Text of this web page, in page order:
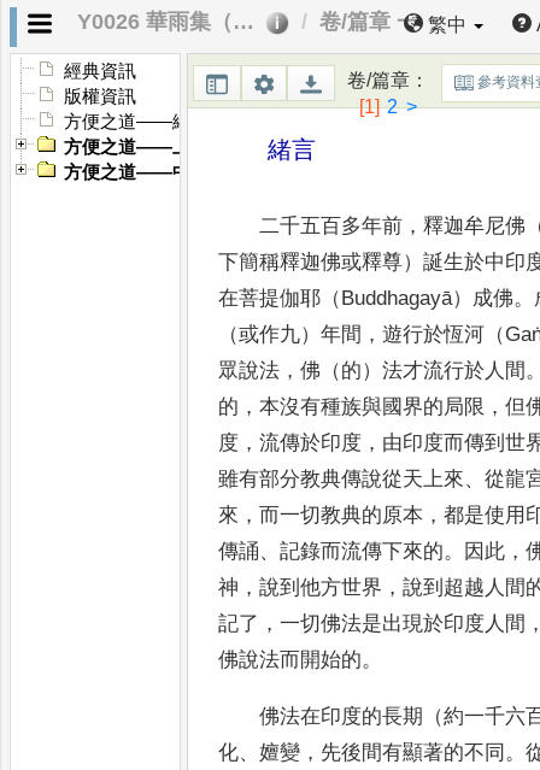
Y0026 華雨集（二） 卷/篇章 一 繁中
經典資訊
版權資訊
方便之道——緒言
方便之道——上編 「佛法」
方便之道——中編 「大乘佛法」
卷/篇章：
[1] 2 >
參考資料
緒言
二千五百多年前 ，釋迦牟尼佛
下簡稱釋迦佛或釋尊）誕生於中印
在菩提伽耶（ Buddhagayā）成佛。
（或作九）年間 ，遊行於恆河（
眾說法 ，佛（的）法才流行於人間
的 ，本沒有種族與國界的局限 ，但
度 ，流傳於印度 ， 由印度而傳到世
雖有部分教典傳說從天上來、從龍
來 ， 而一切教典的原本 ，都是使用
傳誦、記錄而流傳下來的。 因此 ，
神 ，說到他方世界 ，說到超越人間
記了 ，一切佛法是出現於印度人間
佛說法而開始的。
佛法在印度的長期（約一千六
化、嬗變 ， 先後間有顯著的不 同 。